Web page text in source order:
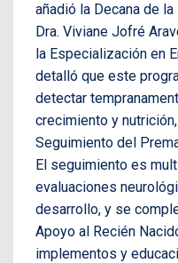
añadió la Decana de
Dra. Viviane Jofré
la Especialización en
detalló que este
detectar
crecimiento y
Seguimiento del
El seguimiento es
evaluaciones
desarrollo, y se
Apoyo al Recién
implementos y